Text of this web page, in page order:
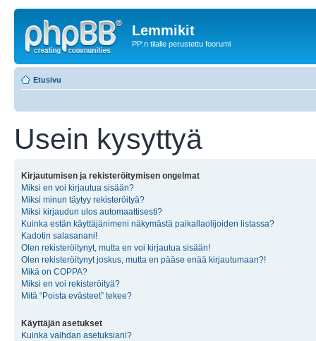
Lemmikit
PP:n tilalle perustettu foorumi
Etusivu
Usein kysyttyä
Kirjautumisen ja rekisteröitymisen ongelmat
Miksi en voi kirjautua sisään?
Miksi minun täytyy rekisteröityä?
Miksi kirjaudun ulos automaattisesti?
Kuinka estän käyttäjänimeni näkymästä paikallaolijoiden listassa?
Kadotin salasanani!
Olen rekisteröitynyt, mutta en voi kirjautua sisään!
Olen rekisteröitynyt joskus, mutta en pääse enää kirjautumaan?!
Mikä on COPPA?
Miksi en voi rekisteröityä?
Mitä “Poista evästeet” tekee?
Käyttäjän asetukset
Kuinka vaihdan asetuksiani?